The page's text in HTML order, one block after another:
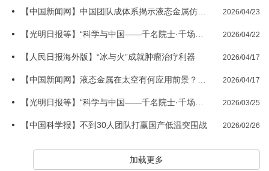
2026/04/23
2026/04/22
【人民日报海外版】“冰与火”成就肿瘤治疗利器 2026/04/17
2026/04/17
2026/03/25
【中国科学报】不到30人团队打赢国产低温突围战 2026/02/26
加载更多